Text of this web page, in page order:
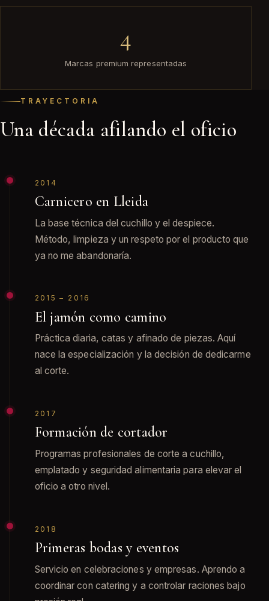
4
Marcas premium representadas
TRAYECTORIA
Una década afilando el oficio
2014
Carnicero en Lleida
La base técnica del cuchillo y el despiece.
Método, limpieza y un respeto por el producto que
ya no me abandonaría.
2015 – 2016
El jamón como camino
Práctica diaria, catas y afinado de piezas. Aquí
nace la especialización y la decisión de dedicarme
al corte.
2017
Formación de cortador
Programas profesionales de corte a cuchillo,
emplatado y seguridad alimentaria para elevar el
oficio a otro nivel.
2018
Primeras bodas y eventos
Servicio en celebraciones y empresas. Aprendo a
coordinar con catering y a controlar raciones bajo